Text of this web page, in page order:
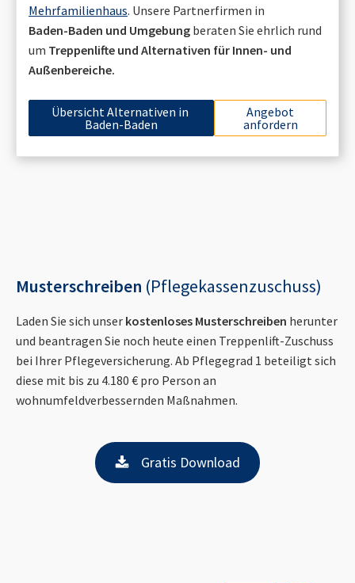
Mehrfamilienhaus. Unsere Partnerfirmen in
Baden-Baden und Umgebung beraten Sie ehrlich rund
um Treppenlifte und Alternativen für Innen- und
Außenbereiche.
Übersicht Alternativen in
Baden-Baden
Angebot
anfordern
Musterschreiben (Pflegekassenzuschuss)
Laden Sie sich unser kostenloses Musterschreiben herunter
und beantragen Sie noch heute einen Treppenlift-Zuschuss
bei Ihrer Pflegeversicherung. Ab Pflegegrad 1 beteiligt sich
diese mit bis zu 4.180 € pro Person an
wohnumfeldverbessernden Maßnahmen.
Gratis Download